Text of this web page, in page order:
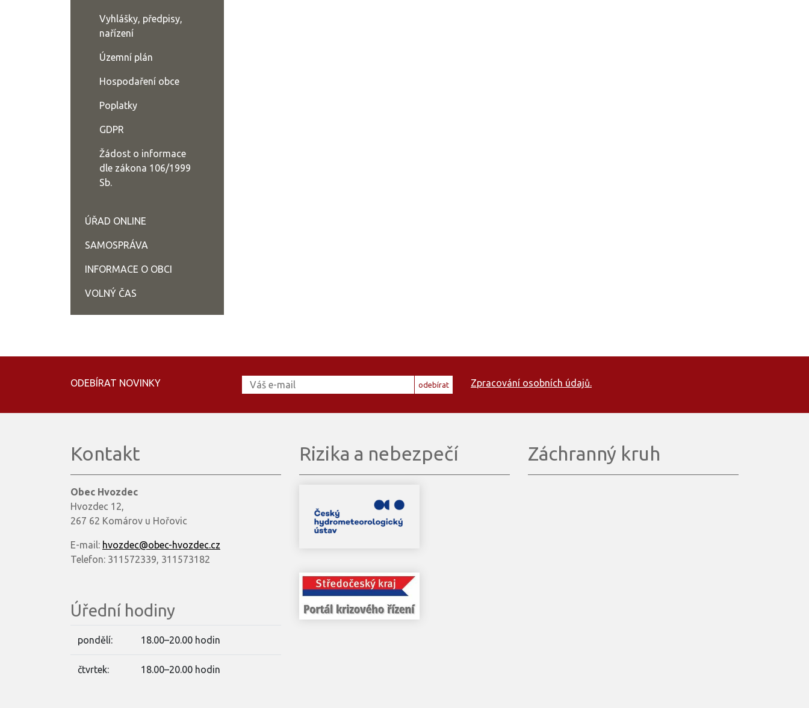
Vyhlášky, předpisy,
nařízení
Územní plán
Hospodaření obce
Poplatky
GDPR
Žádost o informace
dle zákona 106/1999
Sb.
ÚŘAD ONLINE
SAMOSPRÁVA
INFORMACE O OBCI
VOLNÝ ČAS
ODEBÍRAT NOVINKY odebírat Zpracování osobních údajů.
Kontakt
Obec Hvozdec
Hvozdec 12,
267 62 Komárov u Hořovic
E-mail: hvozdec@obec-hvozdec.cz
Telefon: 311572339, 311573182
Úřední hodiny
pondělí: 18.00–20.00 hodin
čtvrtek: 18.00–20.00 hodin
Rizika a nebezpečí Záchranný kruh